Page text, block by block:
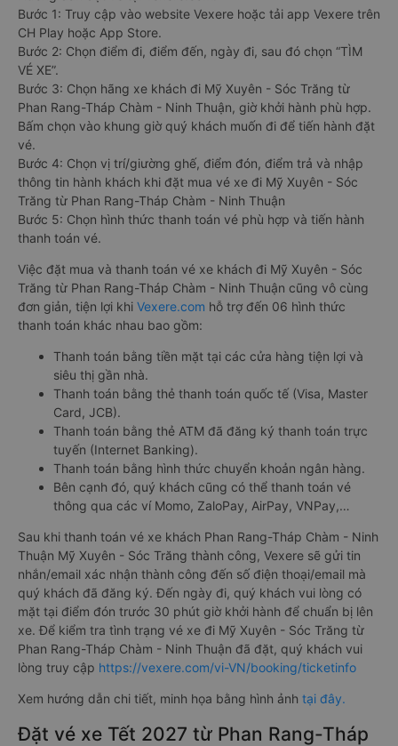
Bước 1: Truy cập vào website Vexere hoặc tải app Vexere trên
CH Play hoặc App Store.
Bước 2: Chọn điểm đi, điểm đến, ngày đi, sau đó chọn “TÌM
VÉ XE”.
Bước 3: Chọn hãng xe khách đi Mỹ Xuyên - Sóc Trăng từ
Phan Rang-Tháp Chàm - Ninh Thuận, giờ khởi hành phù hợp.
Bấm chọn vào khung giờ quý khách muốn đi để tiến hành đặt
vé.
Bước 4: Chọn vị trí/giường ghế, điểm đón, điểm trả và nhập
thông tin hành khách khi đặt mua vé xe đi Mỹ Xuyên - Sóc
Trăng từ Phan Rang-Tháp Chàm - Ninh Thuận
Bước 5: Chọn hình thức thanh toán vé phù hợp và tiến hành
thanh toán vé.
Việc đặt mua và thanh toán vé xe khách đi Mỹ Xuyên - Sóc
Trăng từ Phan Rang-Tháp Chàm - Ninh Thuận cũng vô cùng
đơn giản, tiện lợi khi Vexere.com hỗ trợ đến 06 hình thức
thanh toán khác nhau bao gồm:
Thanh toán bằng tiền mặt tại các cửa hàng tiện lợi và
siêu thị gần nhà.
Thanh toán bằng thẻ thanh toán quốc tế (Visa, Master
Card, JCB).
Thanh toán bằng thẻ ATM đã đăng ký thanh toán trực
tuyến (Internet Banking).
Thanh toán bằng hình thức chuyển khoản ngân hàng.
Bên cạnh đó, quý khách cũng có thể thanh toán vé
thông qua các ví Momo, ZaloPay, AirPay, VNPay,…
Sau khi thanh toán vé xe khách Phan Rang-Tháp Chàm - Ninh
Thuận Mỹ Xuyên - Sóc Trăng thành công, Vexere sẽ gửi tin
nhắn/email xác nhận thành công đến số điện thoại/email mà
quý khách đã đăng ký. Đến ngày đi, quý khách vui lòng có
mặt tại điểm đón trước 30 phút giờ khởi hành để chuẩn bị lên
xe. Để kiểm tra tình trạng vé xe đi Mỹ Xuyên - Sóc Trăng từ
Phan Rang-Tháp Chàm - Ninh Thuận đã đặt, quý khách vui
lòng truy cập https://vexere.com/vi-VN/booking/ticketinfo
Xem hướng dẫn chi tiết, minh họa bằng hình ảnh tại đây.
Đặt vé xe Tết 2027 từ Phan Rang-Tháp